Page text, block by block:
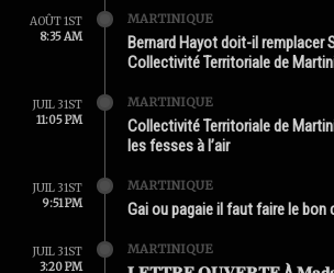
AOÛT 1ST
8:35 AM
MARTINIQUE
Bernard Hayot doit-il remplacer
Collectivité Territoriale de
JUIL 31ST
11:05 PM
MARTINIQUE
Collectivité Territoriale de
les fesses à l’air
JUIL 31ST
9:51 PM
MARTINIQUE
Gai ou pagaie il faut faire le bon
JUIL 31ST
3:20 PM
MARTINIQUE